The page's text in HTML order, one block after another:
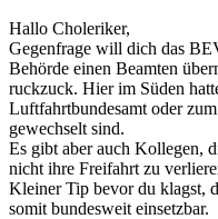
Hallo Choleriker,
Gegenfrage will dich das
Behörde einen Beamten
ruckzuck. Hier im Süden
Luftfahrtbundesamt oder
gewechselt sind.
Es gibt aber auch Kollegen,
nicht ihre Freifahrt zu
Kleiner Tip bevor du klagst,
somit bundesweit einsetzbar.